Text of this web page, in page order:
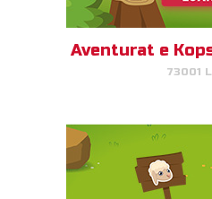
Aventurat e
73001
nga